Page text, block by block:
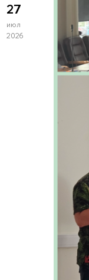
27
июл
2026